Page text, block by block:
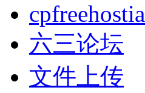
cpfreehostia
六三论坛
文件上传